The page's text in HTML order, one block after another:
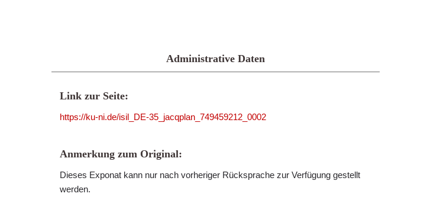
Administrative Daten
Link zur Seite:
https://ku-ni.de/isil_DE-35_jacqplan_749459212_0002
Anmerkung zum Original:
Dieses Exponat kann nur nach vorheriger Rücksprache zur Verfügung gestellt
werden.